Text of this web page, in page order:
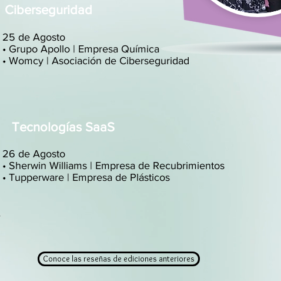
Ciberseguridad
25 de Agosto
• Grupo Apollo | Empresa Química
• Womcy | Asociación de Ciberseguridad
Tecnologías SaaS
26 de Agosto
• Sherwin Williams | Empresa de Recubrimientos
• Tupperware | Empresa de Plásticos
Conoce las reseñas de ediciones anteriores